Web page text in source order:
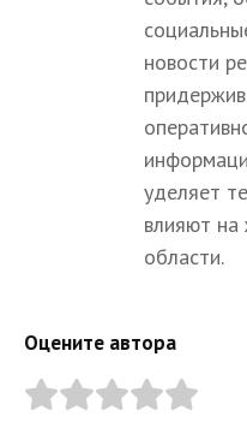
новости
уделяет
влияют на
области.
Оцените автора